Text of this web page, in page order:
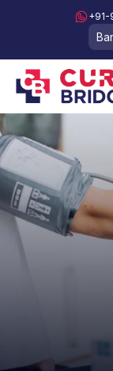
+91-